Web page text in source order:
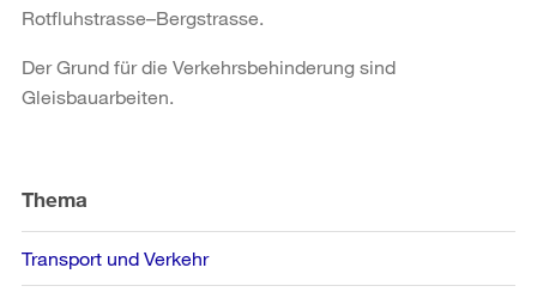
Rotfluhstrasse–Bergstrasse.
Der Grund für die Verkehrsbehinderung sind
Gleisbauarbeiten.
Informationen
Thema
Transport und Verkehr